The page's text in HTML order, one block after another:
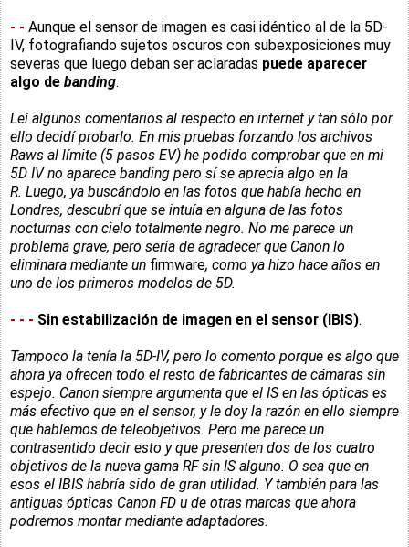
- - Aunque el sensor de imagen es casi idéntico al de la 5D-
IV, fotografiando sujetos oscuros con subexposiciones muy
severas que luego deban ser aclaradas puede aparecer
algo de banding.
Leí algunos comentarios al respecto en internet y tan sólo por
ello decidí probarlo. En mis pruebas forzando los archivos
Raws al límite (5 pasos EV) he podido comprobar que en mi
5D IV no aparece banding pero sí se aprecia algo en la
R. Luego, ya buscándolo en las fotos que había hecho en
Londres, descubrí que se intuía en alguna de las fotos
nocturnas con cielo totalmente negro. No me parece un
problema grave, pero sería de agradecer que Canon lo
eliminara mediante un firmware, como ya hizo hace años en
uno de los primeros modelos de 5D.
- - - Sin estabilización de imagen en el sensor (IBIS).
Tampoco la tenía la 5D-IV, pero lo comento porque es algo que
ahora ya ofrecen todo el resto de fabricantes de cámaras sin
espejo. Canon siempre argumenta que el IS en las ópticas es
más efectivo que en el sensor, y le doy la razón en ello siempre
que hablemos de teleobjetivos. Pero me parece un
contrasentido decir esto y que presenten dos de los cuatro
objetivos de la nueva gama RF sin IS alguno. O sea que en
esos el IBIS habría sido de gran utilidad. Y también para las
antiguas ópticas Canon FD u de otras marcas que ahora
podremos montar mediante adaptadores.